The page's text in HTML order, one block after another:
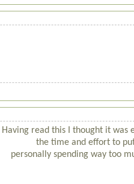
Having read this I thought it
the time and effort to
personally spending way too